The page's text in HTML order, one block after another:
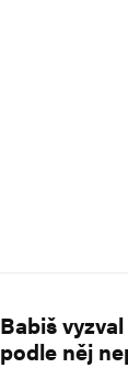
Babiš
podle něj